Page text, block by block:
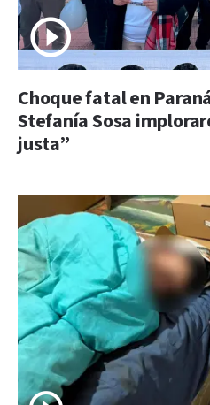
Choque fatal en
Stefanía Sosa
justa”